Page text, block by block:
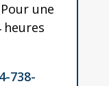
Pour une
heures
738-